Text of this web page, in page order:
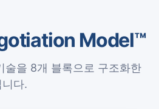
Model™
술을 8개 블록으로 구조화한
다.